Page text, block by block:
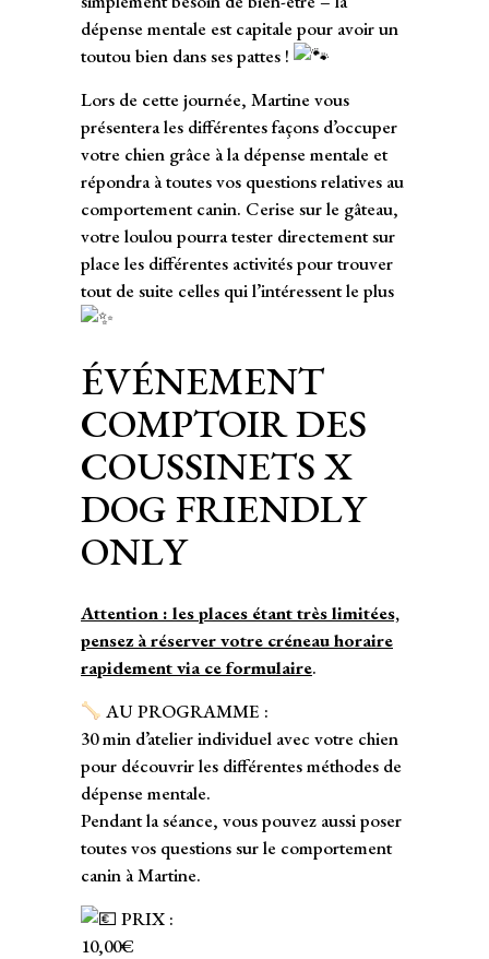
dépense mentale est capitale pour avoir un
toutou bien dans ses pattes !
Lors de cette journée, Martine vous
présentera les différentes façons d’occuper
votre chien grâce à la dépense mentale et
répondra à toutes vos questions relatives au
comportement canin. Cerise sur le gâteau,
votre loulou pourra tester directement sur
place les différentes activités pour trouver
tout de suite celles qui l’intéressent le plus
ÉVÉNEMENT
COMPTOIR DES
COUSSINETS X
DOG FRIENDLY
ONLY
Attention : les places étant très limitées,
pensez à réserver votre créneau horaire
rapidement via ce formulaire.
AU PROGRAMME :
30 min d’atelier individuel avec votre chien
pour découvrir les différentes méthodes de
dépense mentale.
Pendant la séance, vous pouvez aussi poser
toutes vos questions sur le comportement
canin à Martine.
PRIX :
10,00€